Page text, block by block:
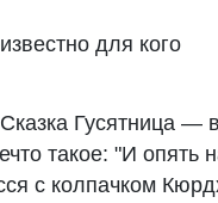
для кого
Сказка Гусятница —
такое: "И опять
с колпачком